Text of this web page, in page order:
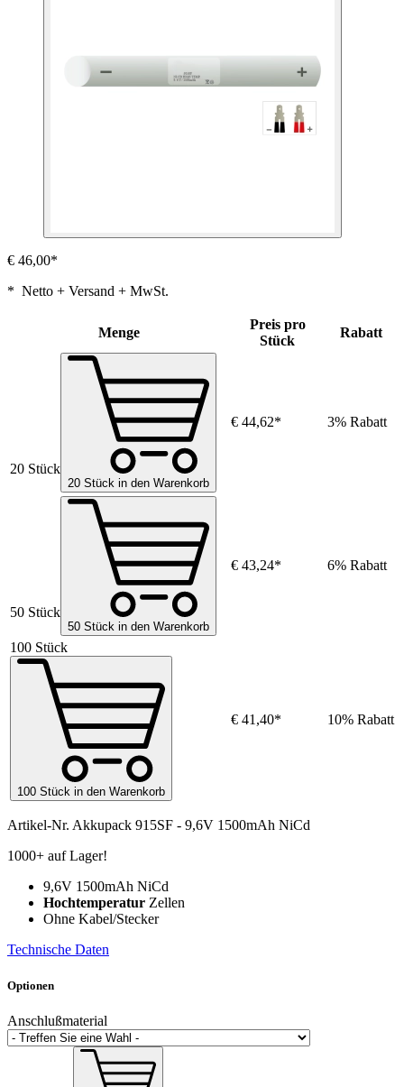
€ 46,00*
* Netto + Versand + MwSt.
Menge
Preis pro
Stück
Rabatt
20 Stück
20 Stück in den Warenkorb
€ 44,62* 3% Rabatt
50 Stück
50 Stück in den Warenkorb
€ 43,24* 6% Rabatt
100 Stück
100 Stück in den Warenkorb
€ 41,40* 10% Rabatt
Artikel-Nr. Akkupack 915SF - 9,6V 1500mAh NiCd
1000+ auf Lager!
9,6V 1500mAh NiCd
Hochtemperatur Zellen
Ohne Kabel/Stecker
Technische Daten
Optionen
Anschlußmaterial